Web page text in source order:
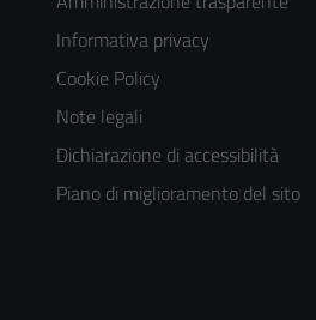
Informativa privacy
Cookie Policy
Note legali
Dichiarazione di accessibilità
Piano di miglioramento del sito